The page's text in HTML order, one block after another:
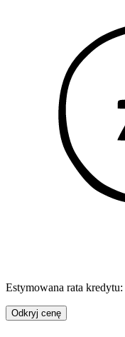
Estymowana rata kredytu:
Odkryj cenę